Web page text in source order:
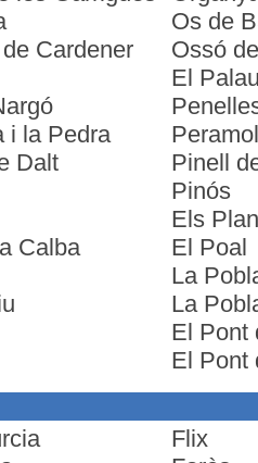
Cardener
i la Pedra
Dalt
Calba
Os de
Ossó
El
Pinell
Pinós
Els
El Poal
La
La
El Pont
El Pont
Flix